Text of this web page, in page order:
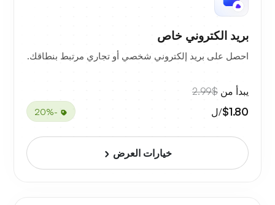
بريد الكتروني خاص
احصل على بريد إلكتروني شخصي أو تجاري مرتبط بنطاقك.
يبدأ من $2.99
$1.80/ل -20%
خيارات العرض